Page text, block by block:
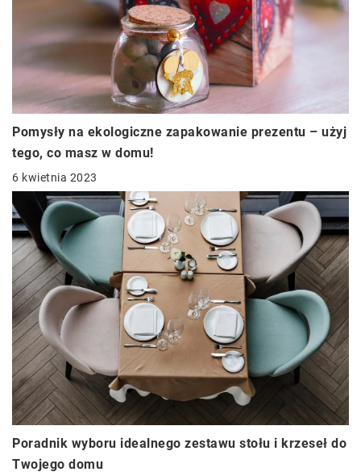
Pomysły na ekologiczne zapakowanie prezentu – użyj
tego, co masz w domu!
6 kwietnia 2023
Poradnik wyboru idealnego zestawu stołu i krzeseł do
Twojego domu